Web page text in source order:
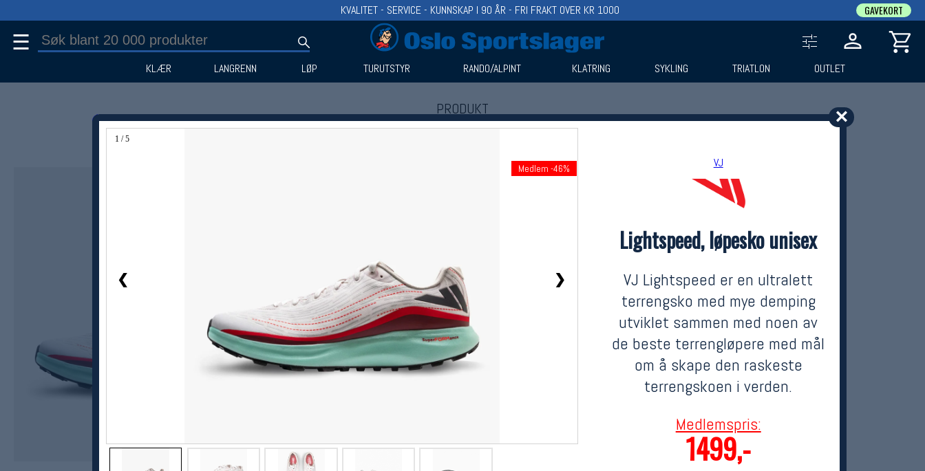
✕
1 / 5
❮ ❯
Medlem -46% VJ
Lightspeed, løpesko unisex
VJ Lightspeed er en ultralett
terrengsko med mye demping
utviklet sammen med noen av
de beste terrengløpere med mål
om å skape den raskeste
terrengskoen i verden.
Medlemspris:
1499,-
KVALITET - SERVICE - KUNNSKAP I 90 ÅR - FRI FRAKT OVER KR 1000 GAVEKORT
☰
KLÆR LANGRENN LØP TURUTSTYR RANDO/ALPINT KLATRING SYKLING TRIATLON OUTLET
PRODUKT
Produkter (1)